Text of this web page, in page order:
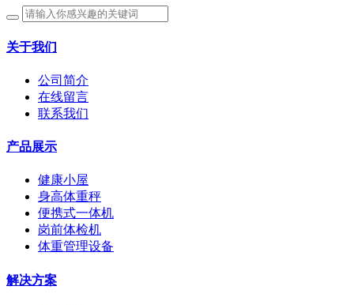
关于我们
公司简介
在线留言
联系我们
产品展示
健康小屋
身高体重秤
便携式一体机
岗前体检机
体重管理设备
解决方案